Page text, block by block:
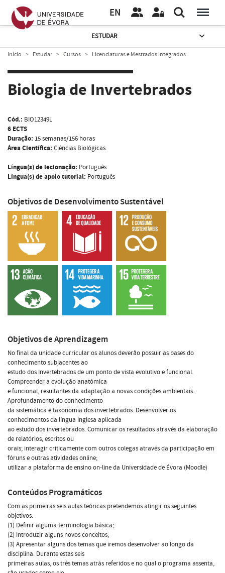
EN
ESTUDAR
Início Estudar Cursos Licenciaturas e Mestrados Integrados
Biologia de Invertebrados
Cód.: BIO12349L
6 ECTS
Duração: 15 semanas/156 horas
Área Científica: Ciências Biológicas
Língua(s) de lecionação: Português
Língua(s) de apoio tutorial: Português
Objetivos de Desenvolvimento Sustentável
Objetivos de Aprendizagem
No final da unidade curricular os alunos deverão possuir as bases do
conhecimento subjacentes ao
estudo dos Invertebrados de um ponto de vista evolutivo e funcional.
Compreender a evolução anatómica
e funcional, resultantes da adaptação a novas condições ambientais.
Aprofundamento do conhecimento
da sistemática e taxonomia dos invertebrados. Desenvolver os
conhecimentos da língua inglesa aplicada
ao estudo dos invertebrados. Comunicar os resultados através da elaboração
de relatórios, escritos ou
orais; interagir criticamente com outros colegas através da participação em
fóruns e outras atividades online;
utilizar a plataforma de ensino on-line da Universidade de Évora (Moodle)
Conteúdos Programáticos
Com as primeiras seis aulas teóricas pretendemos atingir os seguintes
objetivos:
(1) Definir alguma terminologia básica;
(2) Introduzir alguns novos conceitos;
(3) Apresentar alguns dos temas que iremos desenvolver ao longo da
disciplina. Durante estas seis
primeiras aulas, os três temas atrás referidos e no qual o programa assenta,